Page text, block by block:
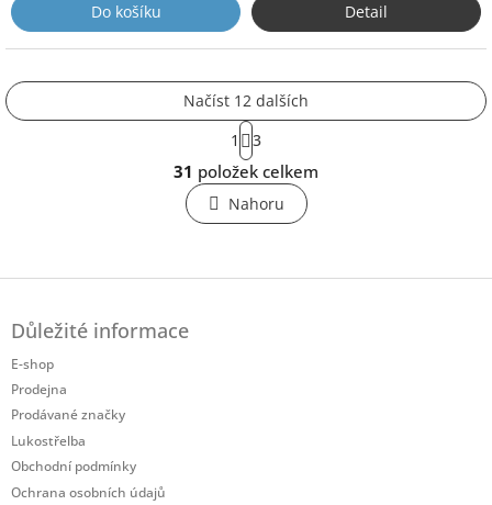
Do košíku Detail
O
v
l
á
c
Načíst 12 dalších
S
t
r
á
n
k
á
1 3
31 položek celkem
Nahoru
Z
Důležité informace
E-shop
Prodejna
Prodávané značky
Lukostřelba
Obchodní podmínky
Ochrana osobních údajů